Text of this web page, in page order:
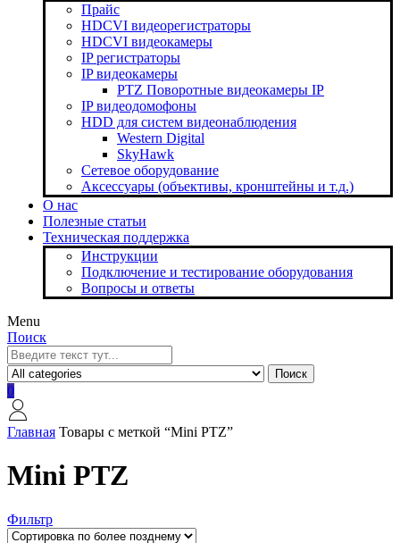
Прайс
HDCVI видеорегистраторы
HDCVI видеокамеры
IP регистраторы
IP видеокамеры
PTZ Поворотные видеокамеры IP
IP видеодомофоны
HDD для систем видеонаблюдения
Western Digital
SkyHawk
Сетевое оборудование
Аксессуары (объективы, кронштейны и т.д.)
О нас
Полезные статьи
Техническая поддержка
Инструкции
Подключение и тестирование оборудования
Вопросы и ответы
Menu
Поиск
Поиск
0
Главная Товары с меткой “Mini PTZ”
Mini PTZ
Фильтр